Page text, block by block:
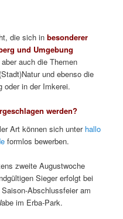
die sich inbesonderer
und Umgebung
auch die Themen
und ebenso die
oder in der Imkerei.
werden?
Art können sich unter hallo
formlos bewerben.
zweite Augustwoche
Sieger erfolgt bei
Abschlussfeier am
im Erba-Park.